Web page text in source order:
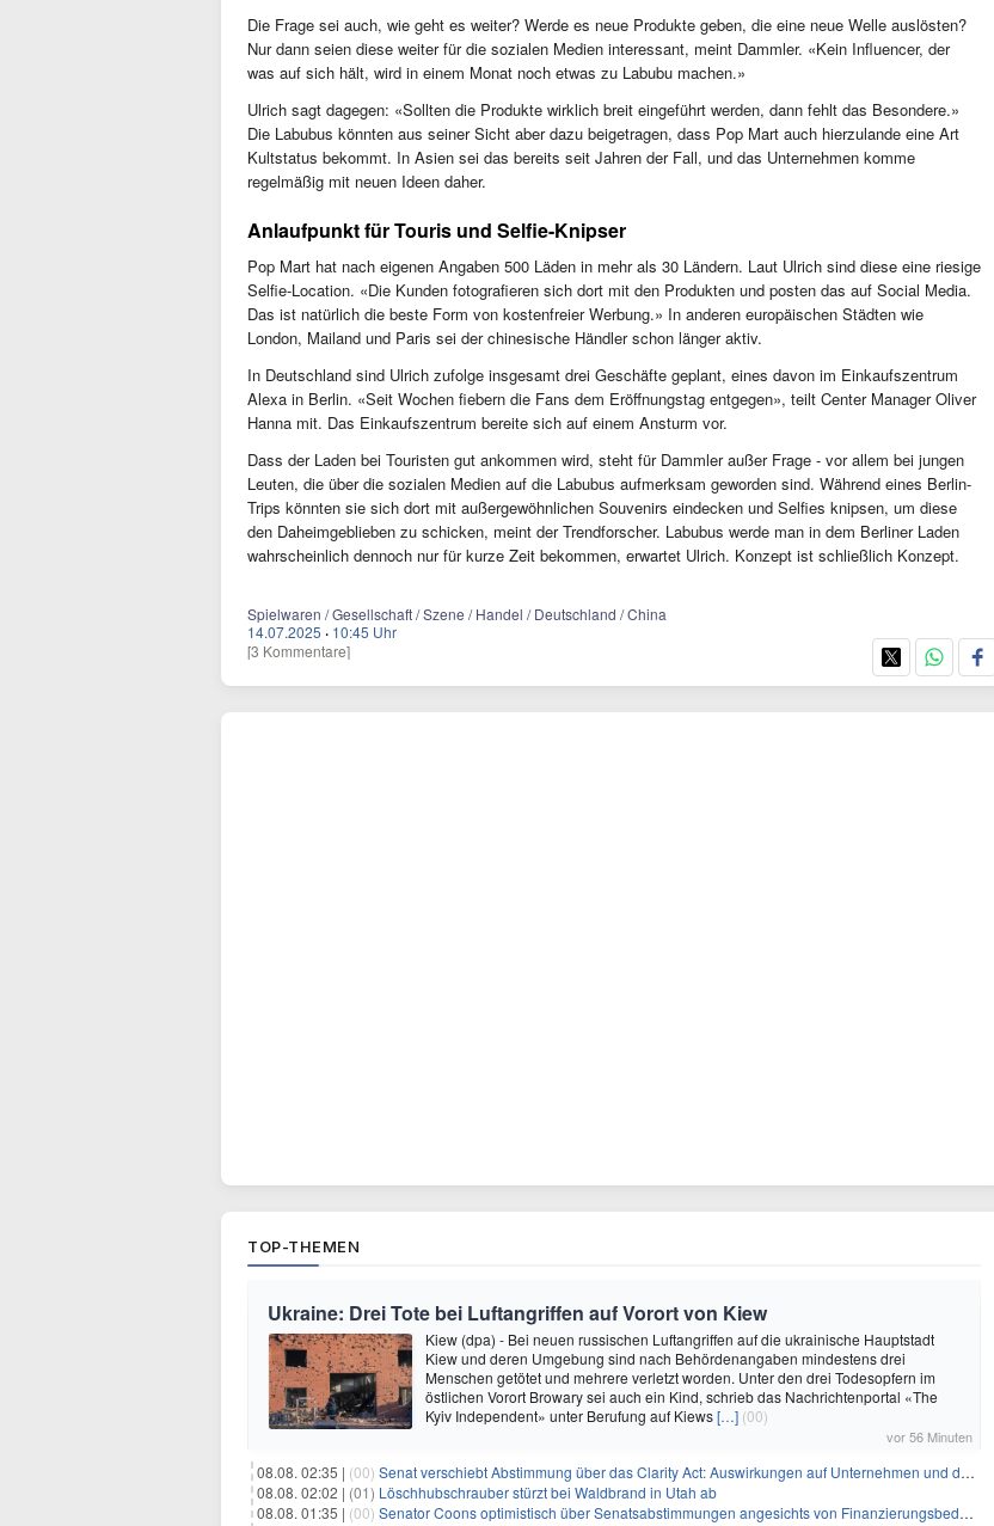
Die Frage sei auch, wie geht es weiter? Werde es neue Produkte geben, die eine neue Welle auslösten?
Nur dann seien diese weiter für die sozialen Medien interessant, meint Dammler. «Kein Influencer, der
was auf sich hält, wird in einem Monat noch etwas zu Labubu machen.»
Ulrich sagt dagegen: «Sollten die Produkte wirklich breit eingeführt werden, dann fehlt das Besondere.»
Die Labubus könnten aus seiner Sicht aber dazu beigetragen, dass Pop Mart auch hierzulande eine Art
Kultstatus bekommt. In Asien sei das bereits seit Jahren der Fall, und das Unternehmen komme
regelmäßig mit neuen Ideen daher.
Anlaufpunkt für Touris und Selfie-Knipser
Pop Mart hat nach eigenen Angaben 500 Läden in mehr als 30 Ländern. Laut Ulrich sind diese eine riesige
Selfie-Location. «Die Kunden fotografieren sich dort mit den Produkten und posten das auf Social Media.
Das ist natürlich die beste Form von kostenfreier Werbung.» In anderen europäischen Städten wie
London, Mailand und Paris sei der chinesische Händler schon länger aktiv.
In Deutschland sind Ulrich zufolge insgesamt drei Geschäfte geplant, eines davon im Einkaufszentrum
Alexa in Berlin. «Seit Wochen fiebern die Fans dem Eröffnungstag entgegen», teilt Center Manager Oliver
Hanna mit. Das Einkaufszentrum bereite sich auf einem Ansturm vor.
Dass der Laden bei Touristen gut ankommen wird, steht für Dammler außer Frage - vor allem bei jungen
Leuten, die über die sozialen Medien auf die Labubus aufmerksam geworden sind. Während eines Berlin-
Trips könnten sie sich dort mit außergewöhnlichen Souvenirs eindecken und Selfies knipsen, um diese
den Daheimgeblieben zu schicken, meint der Trendforscher. Labubus werde man in dem Berliner Laden
wahrscheinlich dennoch nur für kurze Zeit bekommen, erwartet Ulrich. Konzept ist schließlich Konzept.
Spielwaren / Gesellschaft / Szene / Handel / Deutschland / China
14.07.2025 · 10:45 Uhr
[3 Kommentare]
TOP-THEMEN
Ukraine: Drei Tote bei Luftangriffen auf Vorort von Kiew
Kiew (dpa) - Bei neuen russischen Luftangriffen auf die ukrainische Hauptstadt
Kiew und deren Umgebung sind nach Behördenangaben mindestens drei
Menschen getötet und mehrere verletzt worden. Unter den drei Todesopfern im
östlichen Vorort Browary sei auch ein Kind, schrieb das Nachrichtenportal «The
Kyiv Independent» unter Berufung auf Kiews[…] (00)
vor 56 Minuten
08.08. 02:35 | (00) Senat verschiebt Abstimmung über das Clarity Act: Auswirkungen auf Unternehmen und das Vertrauen der Investoren
08.08. 02:02 | (01) Löschhubschrauber stürzt bei Waldbrand in Utah ab
08.08. 01:35 | (00) Senator Coons optimistisch über Senatsabstimmungen angesichts von Finanzierungsbedenken